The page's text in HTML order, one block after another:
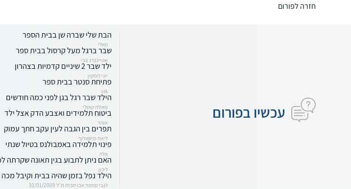
חזרה לפורום
עכשיו בפורום
הבת שלי שברה שן בבית הספר
סאלי
שבר ברגל מעל קרסול בבית ספר
שטיינברג צבי
ילד שבר 2 שיניים קדמיות בצהרון
יוני לוסקין
פתיחת סנטר בבית ספר
vik
הילד שבר רגל בגן לפני כמה חודשים
פאולה קוטלי
ביטוח תלמידים ואצבע הדק אצל ילד
אוהד
תפרים בין הגבה לעין עקב חתך עמוק
ליאת מישאלוף
פינוי תלמידה באמבולנס בטיול שנתי
אלה
האם ניתן לתבוע בגין תאונה שקרתה
לירון
הילד נפל בזמן שהיה בבית וקיבל
לגבי מחמד אבו סבית ת״ל 31/01/2009